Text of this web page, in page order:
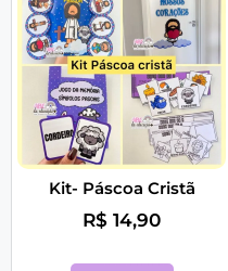
Kit- Páscoa Cristã
R$ 14,90